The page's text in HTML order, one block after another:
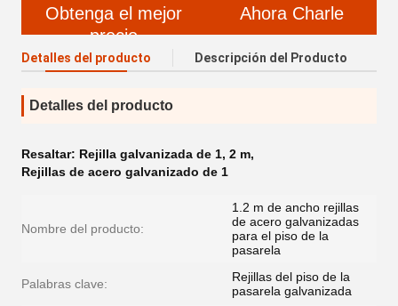
Obtenga el mejor
precio
Ahora Charle
Detalles del producto Descripción del Producto
Detalles del producto
Resaltar: Rejilla galvanizada de 1, 2 m,
Rejillas de acero galvanizado de 1
Nombre del producto:
1.2 m de ancho rejillas
de acero galvanizadas
para el piso de la
pasarela
Palabras clave:
Rejillas del piso de la
pasarela galvanizada